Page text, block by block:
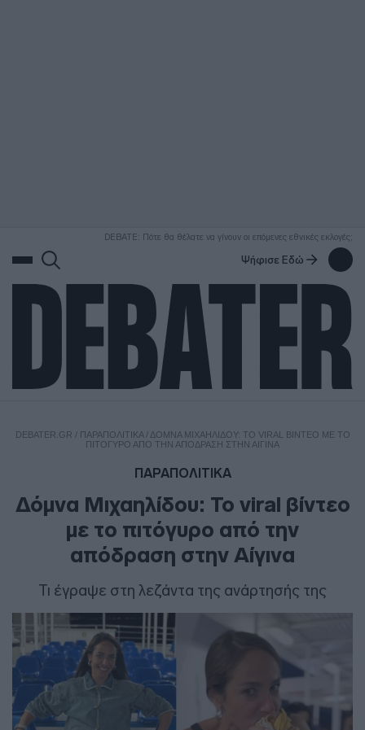
DEBATE: Πότε θα θέλατε να γίνουν οι επόμενες εθνικές εκλογές;
Ψήφισε Εδώ
DEBATER.GR / ΠΑΡΑΠΟΛΙΤΙΚΑ/ ΔΌΜΝΑ ΜΙΧΑΗΛΊΔΟΥ: ΤΟ VIRAL ΒΊΝΤΕΟ ΜΕ ΤΟ
ΠΙΤΌΓΥΡΟ ΑΠΌ ΤΗΝ ΑΠΌΔΡΑΣΗ ΣΤΗΝ ΑΊΓΙΝΑ
ΠΑΡΑΠΟΛΙΤΙΚΑ
Δόμνα Μιχαηλίδου: Το viral βίντεο
με το πιτόγυρο από την
απόδραση στην Αίγινα
Τι έγραψε στη λεζάντα της ανάρτησής της